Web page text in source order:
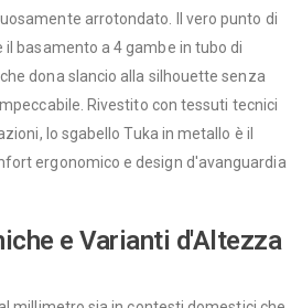
arrotondato. Il vero punto di
basamento a 4 gambe in tubo di
dona slancio alla silhouette senza
Rivestito con tessuti tecnici
lo sgabello Tuka in metallo è il
ergonomico e design d'avanguardia
e Varianti d'Altezza